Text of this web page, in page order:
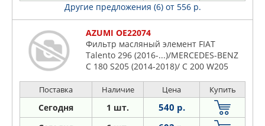
Другие предложения (6) от 556 р.
AZUMI OE22074
Фильтр масляный элемент FIAT
Talento 296 (2016-...)/MERCEDES-BENZ
C 180 S205 (2014-2018)/ C 200 W205
220d 4-matic X470 (2017-2020)/ X 250
X470 (2017-2020)/ X 250d X470 (2017-
2020)/ X 250d 4-matic X470 (2017-2020)
Поставка Наличие Цена Купить
Сегодня 1 шт. 540 р.